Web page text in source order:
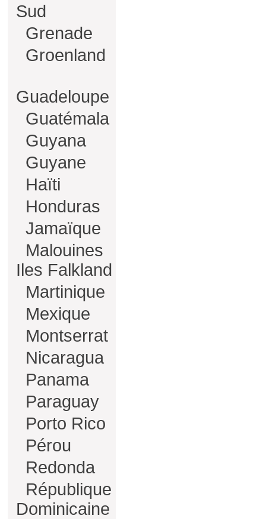
Sud
Grenade
Groenland
Guadeloupe
Guatémala
Guyana
Guyane
Haïti
Honduras
Jamaïque
Malouines
Iles Falkland
Martinique
Mexique
Montserrat
Nicaragua
Panama
Paraguay
Porto Rico
Pérou
Redonda
République
Dominicaine